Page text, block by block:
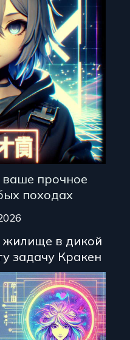
прочное
походах
жилище в дикой
задачу Кракен